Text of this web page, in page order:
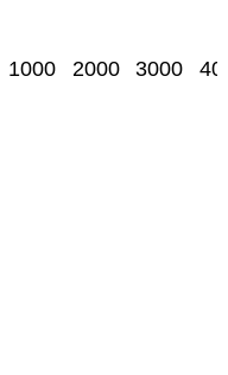
1000 2000 3000